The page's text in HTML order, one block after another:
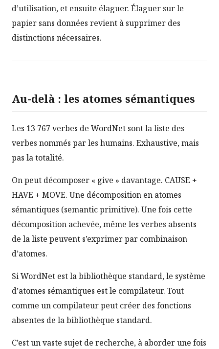
d’utilisation, et ensuite élaguer. Élaguer sur le
papier sans données revient à supprimer des
distinctions nécessaires.
Au-delà : les atomes sémantiques
Les 13 767 verbes de WordNet sont la liste des
verbes nommés par les humains. Exhaustive, mais
pas la totalité.
On peut décomposer « give » davantage. CAUSE +
HAVE + MOVE. Une décomposition en atomes
sémantiques (semantic primitive). Une fois cette
décomposition achevée, même les verbes absents
de la liste peuvent s’exprimer par combinaison
d’atomes.
Si WordNet est la bibliothèque standard, le système
d’atomes sémantiques est le compilateur. Tout
comme un compilateur peut créer des fonctions
absentes de la bibliothèque standard.
C’est un vaste sujet de recherche, à aborder une fois